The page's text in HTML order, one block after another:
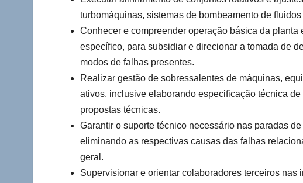
turbomáquinas, sistemas de bombeamento de
Conhecer e compreender operação básica da
específico, para subsidiar e direcionar a tomada de
modos de falhas presentes.
Realizar gestão de sobressalentes de máquinas,
ativos, inclusive elaborando especificação técnica
propostas técnicas.
Garantir o suporte técnico necessário nas paradas
eliminando as respectivas causas das falhas
geral.
Supervisionar e orientar colaboradores terceiros